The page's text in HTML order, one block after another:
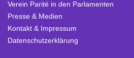
Verein Parité in den Parlamenten
Presse & Medien
Kontakt & Impressum
Datenschutzerklärung